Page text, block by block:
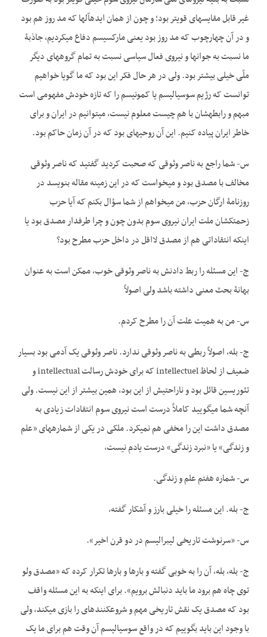
غیر قابل مقایسه­ای قوی­تر بود؛ و چون از همان ایده­آل­ها که مد روز هم بود
و در آن چهارچوب که مد روز بود یعنی مارکسیسم دفاع می­کردیم، جاذبۀ
ما نسبت به جوان­ها و نیروی فعال سیاسی نسبت به تمام گروه­های دیگر
ملّی خیلی بیشتر بود. ولی در هر حال فکر این بود که ما گویا خواهیم
توانست که رژیم سوسیالیسم یا کمونیسم را که تازه خودش مفهومی است
مبهم و رابطه­شان با هم چیست معلوم نیست، می­توانیم در ایران و برای
خاطر ایران پیاده کنیم. این آن روحیه­ای بود که در آن زمان حاکم بود.
س- شما راجع به ناصر وثوقی که صحبت کردید گفتید که ناصر وثوقی
مخالف با مصدق بود و می­خواست که در این زمینه مقاله بنویسد در
روزنامۀ ارگان حزب، من می­خواهم از شما سؤال بکنم که آیا حزب
زحمتکشان ملت ایران نیروی سوم بدون چون و چرا طرفدار مصدق بود یا
اینکه انتقاداتی هم از مصدق لااقل در داخل حزب مطرح بود؟
ج- این مسئله را ربط دادنش به ناصر وثوقی خوب، ممکن است به عنوان
بهانۀ بحث معنی داشته باشد ولی اصولاً
س- من به همیت علت آن را مطرح کردم.
ج- بله، اصولاً ربطی به ناصر وثوقی ندارد. ناصر وثوقی یک آدمی بود بسیار
ضعیف از لحاظ intellectuel که برای خودش رسالت intellectual و
تئوریسین قائل بود و ناراحتیش از این بود، همین بیشتر از این نیست. ولی
آنچه شما می­گویید کاملاً درست است نیروی سوم انتقادات زیادی به
مصدق داشت این را مخفی هم نمی­کرد. ملکی در یکی از شماره­های «علم
و زندگی» یا «نبرد زندگی» درست یادم نیست،
س- شماره هفتم علم و زندگی.
ج- بله. این مسئله را خیلی بارز و آشکار گفته،
س- «سرنوشت تاریخی لیبرالیسم در دو قرن اخیر».
ج- بله، بله، آن را به خوبی گفته و بارها و بارها تکرار کرده که «مصدق ولو
توی چاه هم برود ما باید دنبالش برویم». برای اینکه به این مسئله واقف
بود که مصدق یک نقش تاریخی مهم و شروع­کننده­ای را بازی می­کند، ولی
با وجود این باید بگوییم که در واقع سوسیالیسم آن وقت هم برای ما یک